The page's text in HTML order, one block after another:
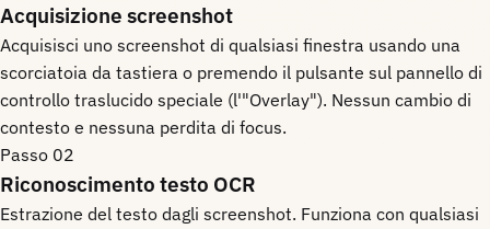
Acquisizione screenshot
Acquisisci uno screenshot di qualsiasi finestra usando una
scorciatoia da tastiera o premendo il pulsante sul pannello di
controllo traslucido speciale (l'"Overlay"). Nessun cambio di
contesto e nessuna perdita di focus.
Passo 02
Riconoscimento testo OCR
Estrazione del testo dagli screenshot. Funziona con qualsiasi